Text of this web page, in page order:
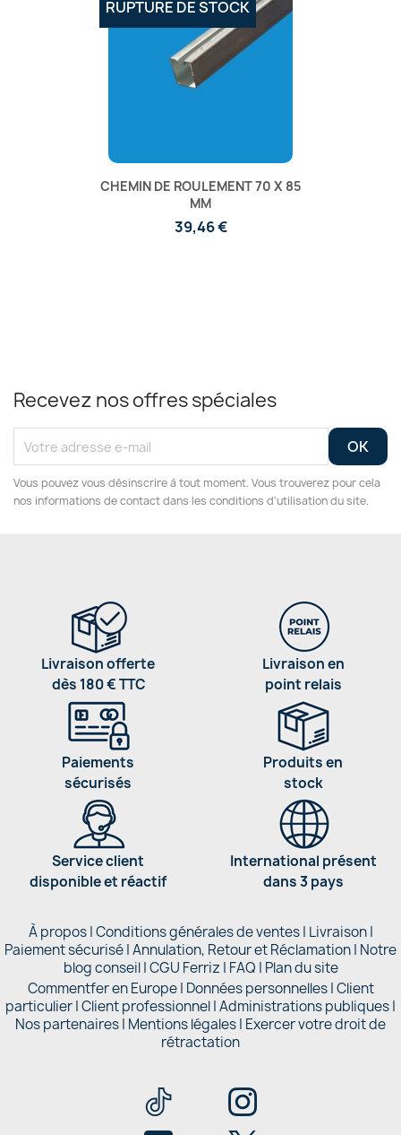
CHEMIN DE ROULEMENT 70 X 85
MM
39,46 €
RUPTURE DE STOCK
Recevez nos offres spéciales
Vous pouvez vous désinscrire à tout moment. Vous trouverez pour cela
nos informations de contact dans les conditions d'utilisation du site.
Livraison offerte
dès 180 € TTC
Livraison en
point relais
Paiements
sécurisés
Produits en
stock
Service client
disponible et réactif
International présent
dans 3 pays
À propos|Conditions générales de ventes| Livraison|
Paiement sécurisé|Annulation, Retour et Réclamation| Notre
blog conseil|CGU Ferriz | FAQ | Plan du site
Commentfer en Europe| Données personnelles|Client
particulier|Client professionnel|Administrations publiques|
Nos partenaires | Mentions légales| Exercer votre droit de
rétractation